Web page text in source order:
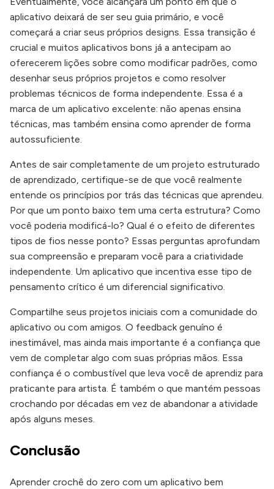
aplicativo deixará de ser seu guia primário, e você
começará a criar seus próprios designs. Essa transição é
crucial e muitos aplicativos bons já a antecipam ao
oferecerem lições sobre como modificar padrões, como
desenhar seus próprios projetos e como resolver
problemas técnicos de forma independente. Essa é a
marca de um aplicativo excelente: não apenas ensina
técnicas, mas também ensina como aprender de forma
autossuficiente.
Antes de sair completamente de um projeto estruturado
de aprendizado, certifique-se de que você realmente
entende os princípios por trás das técnicas que aprendeu.
Por que um ponto baixo tem uma certa estrutura? Como
você poderia modificá-lo? Qual é o efeito de diferentes
tipos de fios nesse ponto? Essas perguntas aprofundam
sua compreensão e preparam você para a criatividade
independente. Um aplicativo que incentiva esse tipo de
pensamento crítico é um diferencial significativo.
Compartilhe seus projetos iniciais com a comunidade do
aplicativo ou com amigos. O feedback genuíno é
inestimável, mas ainda mais importante é a confiança que
vem de completar algo com suas próprias mãos. Essa
confiança é o combustível que leva você de aprendiz para
praticante para artista. É também o que mantém pessoas
crochando por décadas em vez de abandonar a atividade
após alguns meses.
Conclusão
Aprender crochê do zero com um aplicativo bem